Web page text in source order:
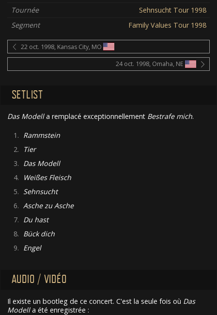
Tournée
Sehnsucht Tour 1998
Segment
Family Values Tour 1998
22 oct. 1998, Kansas City, MO
24 oct. 1998, Omaha, NE
SETLIST
Das Modella remplacé exceptionnellement Bestrafe mich.
1. Rammstein
2.
Tier
3. Das Modell
4.
Weißes Fleisch
5. Sehnsucht
6. Asche zu Asche
7. Du hast
8. Bück dich
9. Engel
AUDIO / VIDÉO
Il existe un bootleg de ce concert. C'est la seule fois où Das
Modella été enregistrée :